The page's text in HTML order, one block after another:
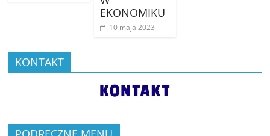
EKONOMIKU
10 maja 2023
KONTAKT